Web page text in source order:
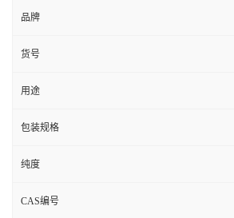
品牌
货号
用途
包装规格
纯度
CAS编号